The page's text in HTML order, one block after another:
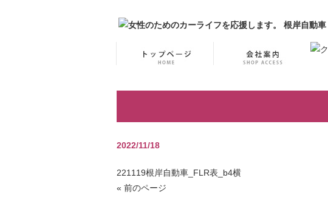
2022/11/18
221119根岸自動車_FLR表_b4横
« 前のページ